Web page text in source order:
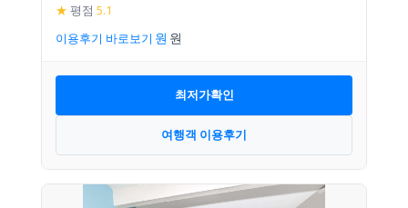
★ 평점 5.1
이용후기 바로보기
최저가확인
여행객 이용후기